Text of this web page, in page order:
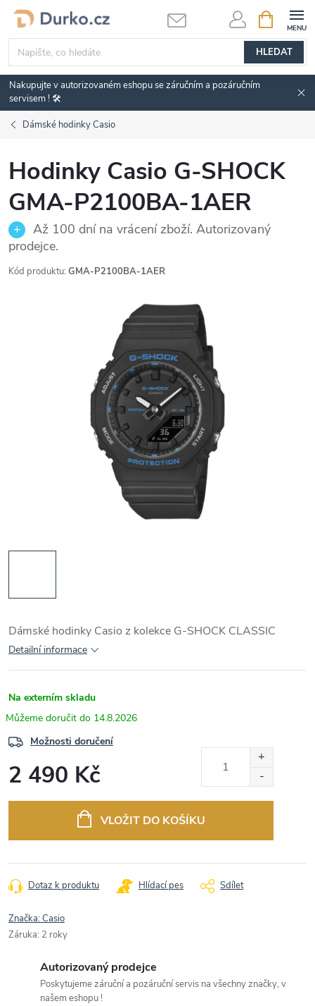
Přejít
obsah
HLEDAT
NÁKUPNÍ
KOŠÍK
Nakupujte v autorizovaném eshopu se záručním a pozáručním
servisem ! 🛠️
Dámské hodinky Casio
Hodinky Casio G-SHOCK
GMA-P2100BA-1AER
Až 100 dní na vrácení zboží. Autorizovaný
prodejce.
Kód produktu: GMA-P2100BA-1AER
Dámské hodinky Casio z kolekce G-SHOCK CLASSIC
Detailní informace
Na externím skladu
14.8.2026
Možnosti doručení
2 490 Kč
VLOŽIT DO KOŠÍKU
Dotaz k produktu Hlídací pes Sdílet
Značka:Casio
Záruka: 2 roky
Autorizovaný prodejce
Poskytujeme záruční a pozáruční servis na všechny značky, v
našem eshopu !